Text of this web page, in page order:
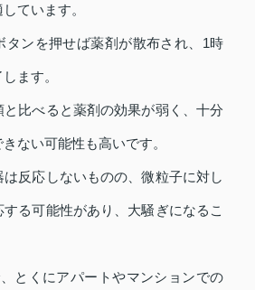
ています。
タンを押せば薬剤が散布され、1時
ます。
比べると薬剤の効果が弱く、十分
ない可能性も高いです。
反応しないものの、微粒子に対し
る可能性があり、大騒ぎになるこ
とくにアパートやマンションでの